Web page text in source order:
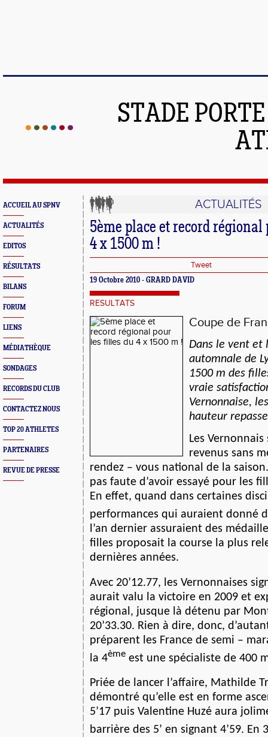
STADE
ACCUEIL AU SPNV
ACTUALITÉS
EDITOS
RÉSULTATS
BILANS
FORUM
LIENS
MÉDIATHÈQUE
SONDAGES
RECORDS DU CLUB
CONTACTEZ NOUS
TOP 20 ATHLETES
PARTENAIRES
REVUE DE PRESSE
ACTUALITÉS
5ème place et record
4 x 1500 m !
Tweet
19 Octobre 2010 - GRARD DAVID
RESULTATS
Coupe de
Dans le vent et
automnale de
1500 m des
vraie
Vernonnaise,
hauteur
Les
revenus sans
rendez – vous national de la
pas faute d’avoir essayé pour les
En effet, quand dans certaines
performances qui auraient donné
l’an dernier assuraient des
filles proposait la course la plus
dernières années.
Avec 20’12.77, les Vernonnaises
aurait valu la victoire en 2009 et
régional, jusque là détenu par
20’33.30. Rien à dire, donc,
préparent les France de semi –
la 4ème est une spécialiste de 400
Priée de lancer l’affaire, Mathilde
démontré qu’elle est en forme
5’17 puis Valentine Huzé aura
barrière des 5’ en signant 4’59. En 3